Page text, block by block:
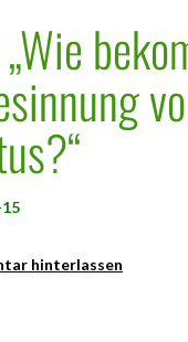
hinterlassen